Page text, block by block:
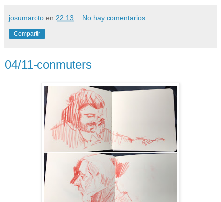
josumaroto en 22:13 No hay comentarios:
Compartir
04/11-conmuters